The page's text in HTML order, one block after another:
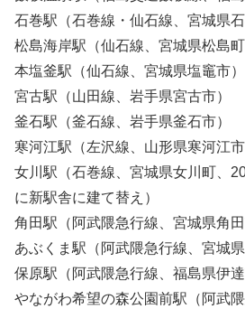
石巻駅（石巻線・仙石線、宮城県石
松島海岸駅（仙石線、宮城県松島町
本塩釜駅（仙石線、宮城県塩竈市）
宮古駅（山田線、岩手県宮古市）
釜石駅（釜石線、岩手県釜石市）
寒河江駅（左沢線、山形県寒河江市
女川駅（石巻線、宮城県女川町、
に新駅舎に建て替え）
角田駅（阿武隈急行線、宮城県角田
あぶくま駅（阿武隈急行線、宮城県
保原駅（阿武隈急行線、福島県伊達
やながわ希望の森公園前駅（阿武